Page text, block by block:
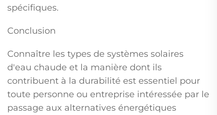
spécifiques.
Conclusion
Connaître les types de systèmes solaires
d'eau chaude et la manière dont ils
contribuent à la durabilité est essentiel pour
toute personne ou entreprise intéressée par le
passage aux alternatives énergétiques